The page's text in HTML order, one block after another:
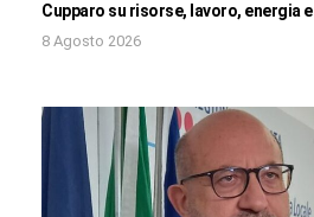
Cupparo su risorse, lavoro, energia
8 Agosto 2026